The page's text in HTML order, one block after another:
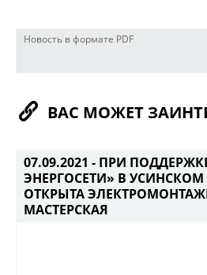
Новость в формате PDF
ВАС МОЖЕТ
07.09.2021 - ПРИ
ЭНЕРГОСЕТИ» В
ОТКРЫТА
МАСТЕРСКАЯ